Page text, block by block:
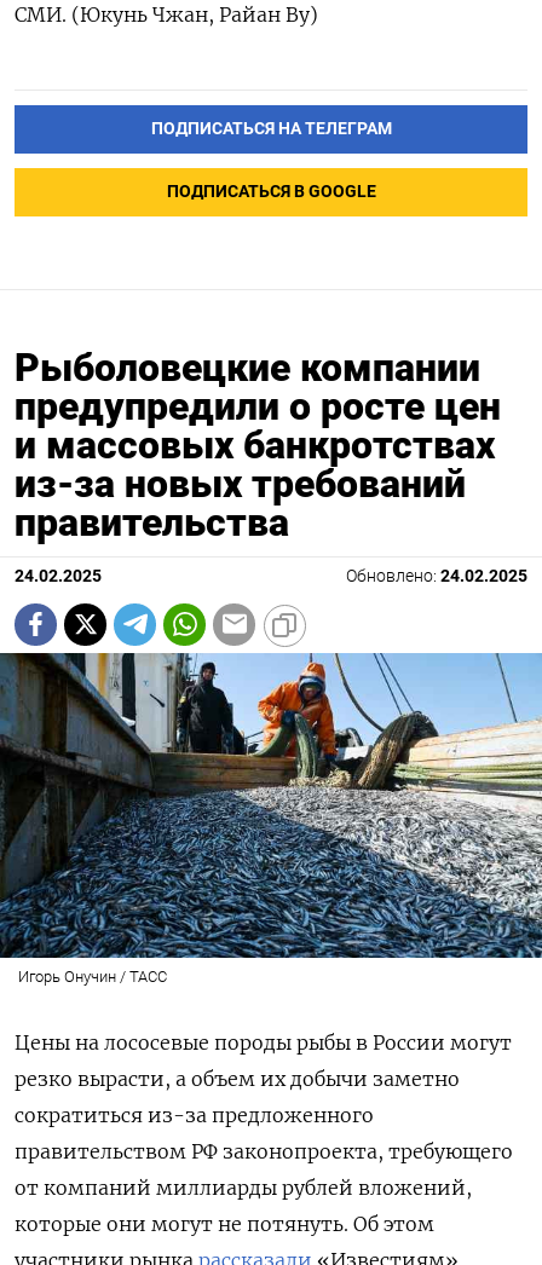
СМИ. (Юкунь Чжан, Райан Ву)
ПОДПИСАТЬСЯ НА ТЕЛЕГРАМ
ПОДПИСАТЬСЯ В GOOGLE
Рыболовецкие компании
предупредили о росте цен
и массовых банкротствах
из-за новых требований
правительства
24.02.2025 Обновлено: 24.02.2025
Игорь Онучин / ТАСС
Цены на лососевые породы рыбы в России могут
резко вырасти, а объем их добычи заметно
сократиться из-за предложенного
правительством РФ законопроекта, требующего
от компаний миллиарды рублей вложений,
которые они могут не потянуть. Об этом
участники рынка рассказали «Известиям».